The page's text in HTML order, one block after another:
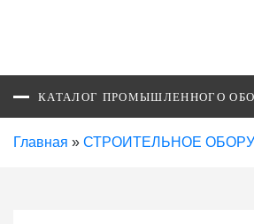
КАТАЛОГ ПРОМЫШЛЕННОГО
Главная » СТРОИТЕЛЬНОЕ